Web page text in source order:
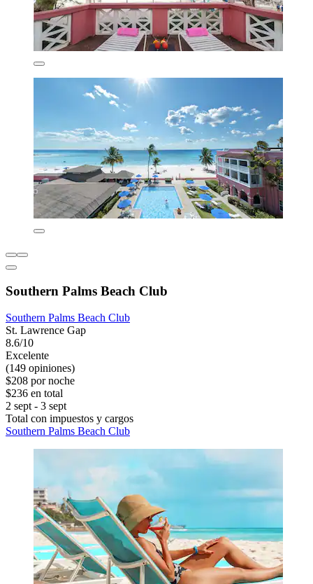
Southern Palms Beach Club
Southern Palms Beach Club
St. Lawrence Gap
8.6/10
Excelente
(149 opiniones)
$208 por noche
$236 en total
2 sept - 3 sept
Total con impuestos y cargos
Southern Palms Beach Club